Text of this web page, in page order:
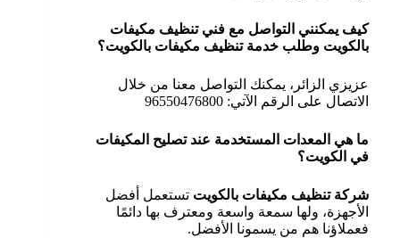
كيف يمكنني التواصل مع فني تنظيف مكيفات
بالكويت وطلب خدمة تنظيف مكيفات بالكويت؟
عزيزي الزائر، يمكنك التواصل معنا من خلال
الاتصال على الرقم الآتي: 96550476800
ما هي المعدات المستخدمة عند تصليح المكيفات
في الكويت؟
شركة تنظيف مكيفات بالكويت تستعمل أفضل
الأجهزة، ولها سمعة واسعة ومعترف بها دائمًا
فعملاؤنا هم من يسمونا الأفضل.